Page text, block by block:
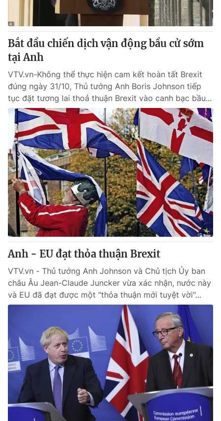
Thị trường
Tư vấn
Lịch phát sóng
Chuyên mục khác
Emagazine
Photo Infographic
Video Shorts video
VTV Money VTV Thể thao
VTV Sức khoẻ Bất động sản
Thị trường 24h Tấm lòng Việt
VTV4 Vươn mình bằng AI
VTV8
Liên hệ tòa soạn English
THỜI BÁO VTV
Theo dõi báo trên
Cơ quan chủ quản:
Đài Truyền hình Việt Nam
Cơ quan báo chí:
Thời báo VTV
Bắt đầu chiến dịch vận động bầu cử sớm
tại Anh
VTV.vn-Không thể thực hiện cam kết hoàn tất Brexit
đúng ngày 31/10, Thủ tướng Anh Boris Johnson tiếp
tục đặt tương lai thoả thuận Brexit vào canh bạc bầu...
Anh - EU đạt thỏa thuận Brexit
VTV.vn - Thủ tướng Anh Johnson và Chủ tịch Ủy ban
châu Âu Jean-Claude Juncker vừa xác nhận, nước này
và EU đã đạt được một "thỏa thuận mới tuyệt vời"...